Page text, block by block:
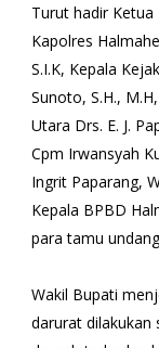
Turut hadir Ketua
Kapolres
S.I.K, Kepala
Sunoto, S.H.,
Utara Drs. E. J.
Cpm Irwansyah
Ingrit Paparang,
Kepala BPBD
para tamu
Wakil Bupati
darurat dilakukan